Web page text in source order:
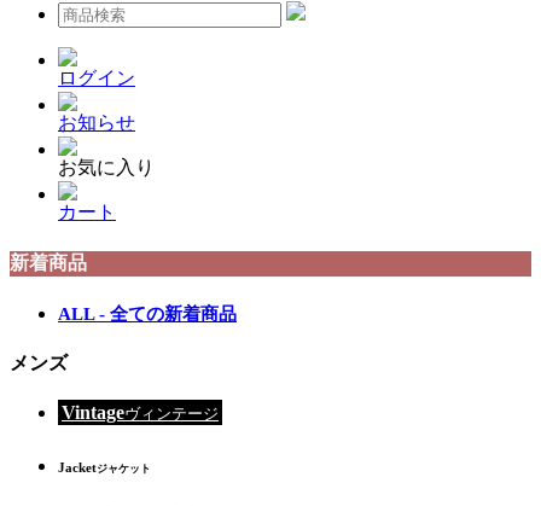
ログイン
お知らせ
お気に入り
カート
新着商品
ALL - 全ての新着商品
メンズ
Vintageヴィンテージ
Jacketジャケット